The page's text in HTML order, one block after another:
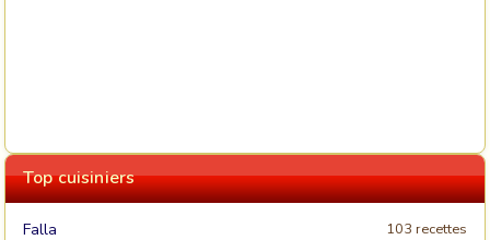
Top cuisiniers
Falla 103 recettes